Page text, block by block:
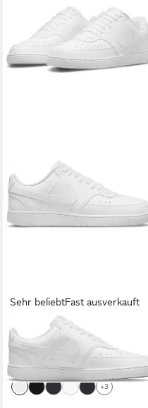
Sehr beliebtFast ausverkauft
NIKE SPORTSWEAR
Court Vision Low Next Nature
Sneaker inspiriert vom Design
des Nike Air Force
79,99 €
+3